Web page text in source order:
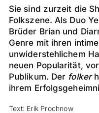
Sie sind zurzeit die
Folkszene. Als Duo
Brüder Brían und
Genre mit ihren
unwiderstehlichem
neuen Popularität,
Publikum. Der folker
ihrem
Text: Erik Prochnow